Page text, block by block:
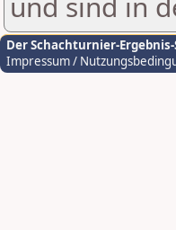
Der Schachturnier-
Impressum /